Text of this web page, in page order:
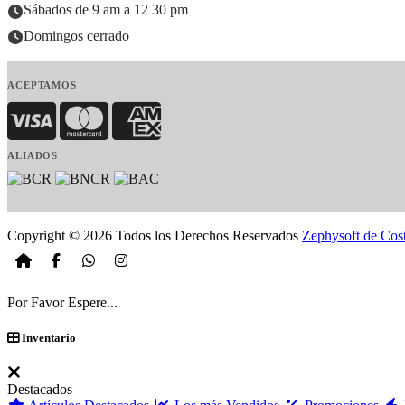
Sábados de 9 am a 12 30 pm
Domingos cerrado
ACEPTAMOS
Visa MasterCardAmerican Express
ALIADOS
Copyright © 2026 Todos los Derechos Reservados Zephysoft de
Por Favor Espere...
Inventario
Destacados